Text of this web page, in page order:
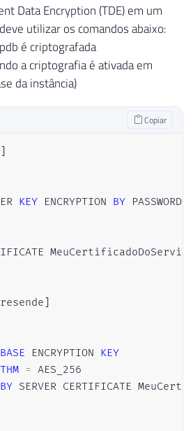
Data Encryption (TDE) em um
utilizar os comandos abaixo:
é criptografada
a criptografia é ativada em
da instância)
Copiar
]
KEY ENCRYPTION BY PASSWORD
]
ENCRYPTION KEY
= AES_256
BY SERVER CERTIFICATE